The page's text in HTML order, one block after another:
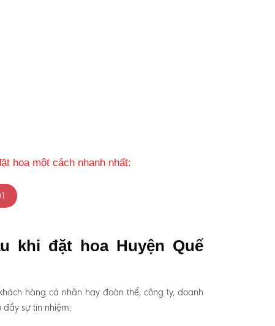
hoa một cách nhanh nhất:
khi đặt hoa Huyện Quế
hàng cá nhân hay đoàn thể, công ty, doanh
sự tín nhiệm: